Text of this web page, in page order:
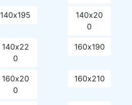
140х195
140х20
0
140х22
0
160х190
160х20
0
160х210